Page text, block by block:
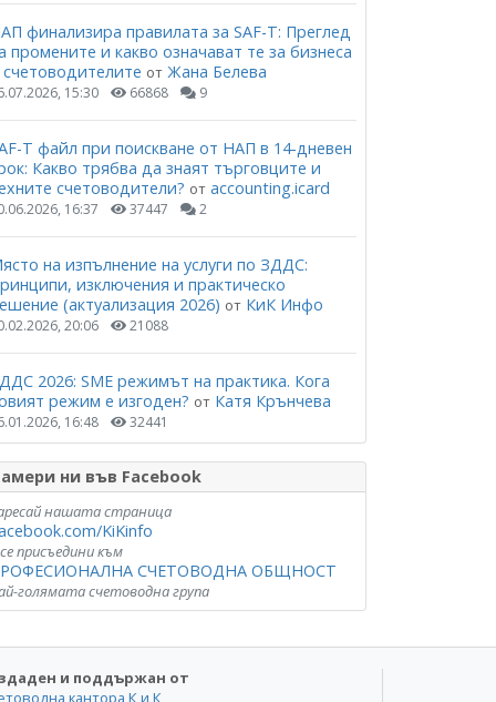
финализира правилата за SAF-T: Преглед
промените и какво означават те за бизнеса
от Жана Белева
15:30 66868 9
T файл при поискване от НАП в 14-дневен
Какво трябва да знаят търговците и
счетоводители? от accounting.icard
16:37 37447 2
на изпълнение на услуги по ЗДДС:
изключения и практическо
(актуализация 2026) от КиК Инфо
20:06 21088
2026: SME режимът на практика. Кога
режим е изгоден? от Катя Крънчева
16:48 32441
ни във Facebook
нашата страница
KiKinfo
присъедини към
СЧЕТОВОДНА ОБЩНОСТ
голямата счетоводна група
и поддържан от